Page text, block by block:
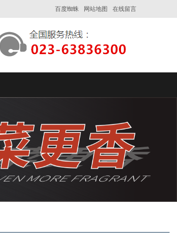
在线留言
网站地图
百度蜘蛛